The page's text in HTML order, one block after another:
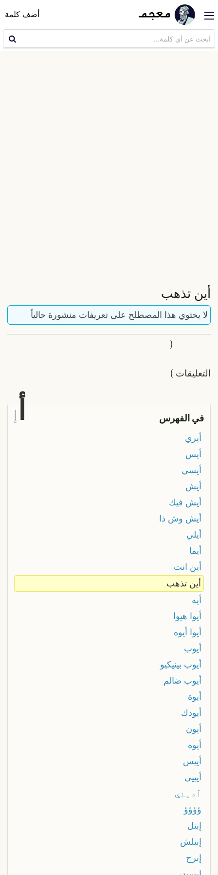
أضف كلمة
أين تذهب
لا يحتوي هذا المصطلح على تعريفات منشورة حالياً
التعليقات
(
)
في الفهرس إ
أيري
أيس
أيسي
أيش
أيش فيك
أيش وش ذا
أيلي
أيما
أين انت
أين تذهب
أيه
أيوا هيوا
أيوا أيوه
أيوب
أيوب بينيكيو
أيوب ضالم
أيوة
أيودك
أيون
أيوه
أييس
أيييي
ٱديني
ؤؤؤؤ
إبتل
إبتلش
إبرح